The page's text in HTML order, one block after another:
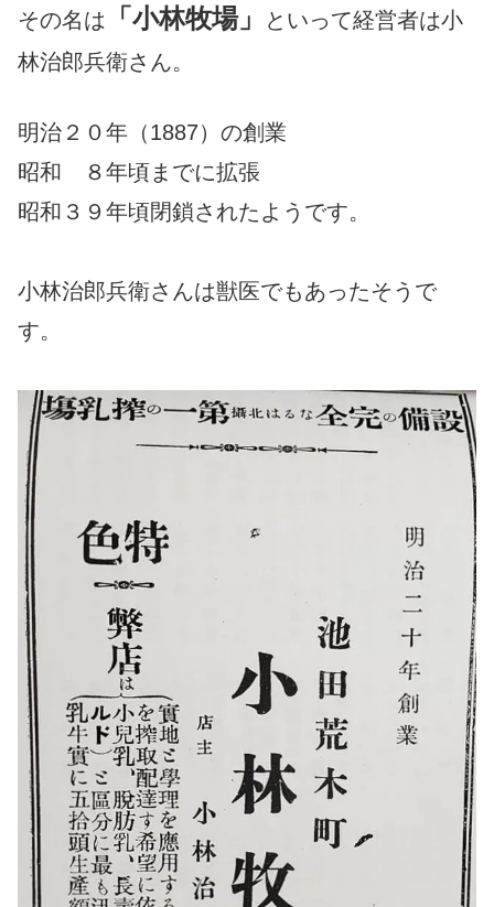
その名は
「小林牧場」
といって経営者は小
林治郎兵衛さん。
明治２０年（1887）の創業
昭和 ８年頃までに拡張
昭和３９年頃閉鎖されたようです。
小林治郎兵衛さんは獣医でもあったそうで
す。